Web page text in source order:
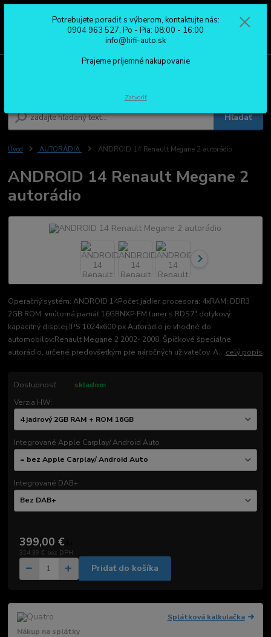
Hľadať
0904 963 527
Po - Pia: 08:00 - 16:00
Úvod AUTORÁDIA ANDROID 14 Renault Megane 2 autorádio
ANDROID 14 Renault Megane 2
autorádio
Operačný systém: ANDROID 14Počet jadier procesora: 4xRAM: DDR3
2GB ROM: vnútorná pamäť 16GBNXP FM tuner s RDS7" dotykový
kapacitný displej IPS 1024x600 px Autorádio je vhodné do
automobilov:Renault Megane 2 2002- 2008 Špičkové špeciálne
autorádio, určené predovšetkým pre náročných uživateľov. A... celý popis
Dostupnosť
skladom
Verzia HW:
Integrované Apple Carplay/ Android Auto
Integrované DAB+
399,00 €
324,39 € bez DPH
Pridať do košíka
Splátková kalkulačka
Nákup na splátky
Potrebujete poradiť s výberom, kontaktujte nás:
0904 963 527, Po - Pia: 08:00 - 16:00
info@hifi-auto.sk
Prajeme príjemné nakupovanie
Zatvoriť